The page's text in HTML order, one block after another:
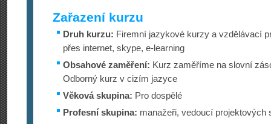
Zařazení kurzu
Druh kurzu: Firemní jazykové kurzy a vzdělávací
přes internet, skype, e-learning
Obsahové zaměření: Kurz zaměříme na slovní
Odborný kurz v cizím jazyce
Věková skupina: Pro dospělé
Profesní skupina: manažeři, vedoucí projektových